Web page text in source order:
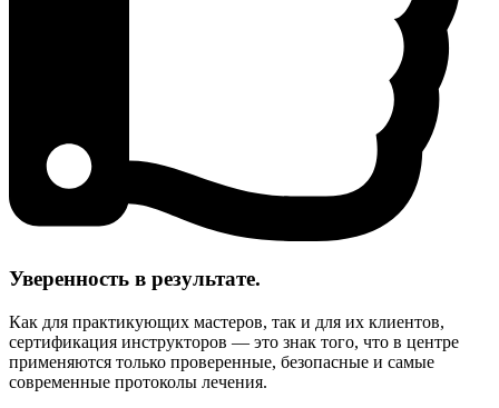
Уверенность в результате.
Как для практикующих мастеров, так и для их клиентов,
сертификация инструкторов — это знак того, что в центре
применяются только проверенные, безопасные и самые
современные протоколы лечения.